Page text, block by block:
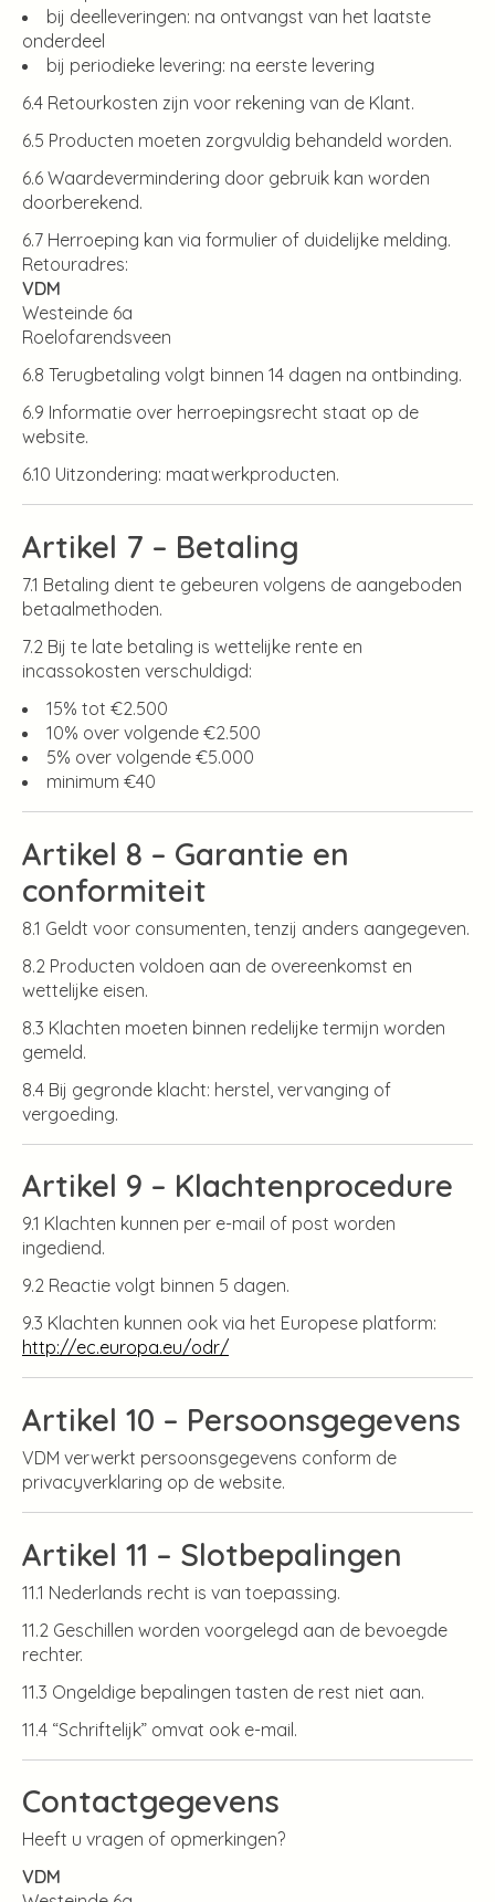
bij deelleveringen: na ontvangst van het laatste
onderdeel
bij periodieke levering: na eerste levering
6.4 Retourkosten zijn voor rekening van de Klant.
6.5 Producten moeten zorgvuldig behandeld worden.
6.6 Waardevermindering door gebruik kan worden
doorberekend.
6.7 Herroeping kan via formulier of duidelijke melding.
Retouradres:
VDM
Westeinde 6a
Roelofarendsveen
6.8 Terugbetaling volgt binnen 14 dagen na ontbinding.
6.9 Informatie over herroepingsrecht staat op de
website.
6.10 Uitzondering: maatwerkproducten.
Artikel 7 – Betaling
7.1 Betaling dient te gebeuren volgens de aangeboden
betaalmethoden.
7.2 Bij te late betaling is wettelijke rente en
incassokosten verschuldigd:
15% tot €2.500
10% over volgende €2.500
5% over volgende €5.000
minimum €40
Artikel 8 – Garantie en
conformiteit
8.1 Geldt voor consumenten, tenzij anders aangegeven.
8.2 Producten voldoen aan de overeenkomst en
wettelijke eisen.
8.3 Klachten moeten binnen redelijke termijn worden
gemeld.
8.4 Bij gegronde klacht: herstel, vervanging of
vergoeding.
Artikel 9 – Klachtenprocedure
9.1 Klachten kunnen per e-mail of post worden
ingediend.
9.2 Reactie volgt binnen 5 dagen.
9.3 Klachten kunnen ook via het Europese platform:
http://ec.europa.eu/odr/
Artikel 10 – Persoonsgegevens
VDM verwerkt persoonsgegevens conform de
privacyverklaring op de website.
Artikel 11 – Slotbepalingen
11.1 Nederlands recht is van toepassing.
11.2 Geschillen worden voorgelegd aan de bevoegde
rechter.
11.3 Ongeldige bepalingen tasten de rest niet aan.
11.4 “Schriftelijk” omvat ook e-mail.
Contactgegevens
Heeft u vragen of opmerkingen?
VDM